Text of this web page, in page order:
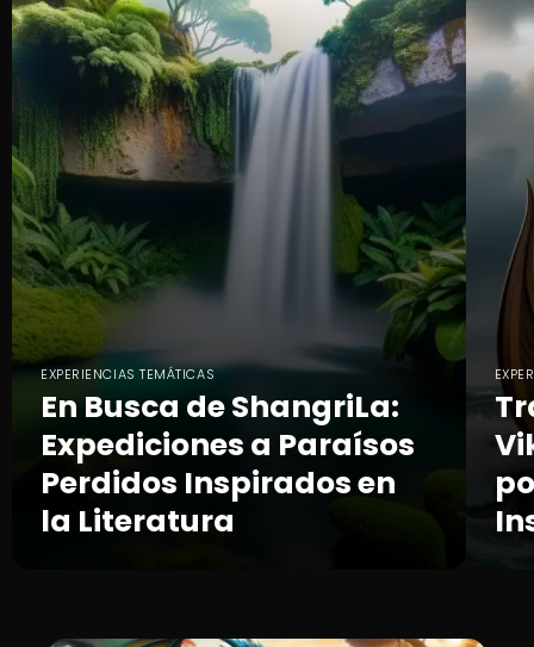
EXPERIENCIAS TEMÁTICAS
En Busca de ShangriLa:
Expediciones a Paraísos
Perdidos Inspirados en
la Literatura